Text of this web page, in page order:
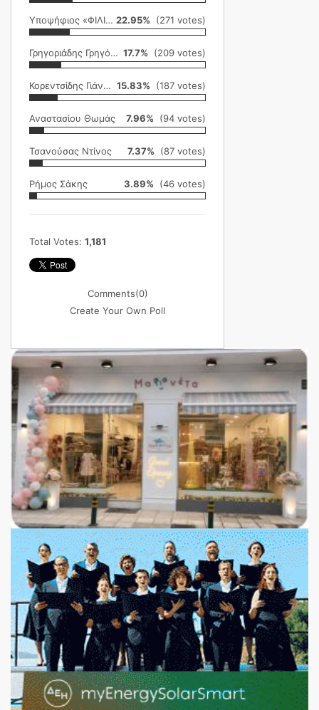
Υποψήφιος «ΦΙΛΙΚΗ ΕΤΑΙΡΕΙΑ» 22.95% (271 votes)
Γρηγοριάδης Γρηγόρης 17.7% (209 votes)
Κορεντσίδης Γιάννης 15.83% (187 votes)
Αναστασίου Θωμάς 7.96% (94 votes)
Τσανούσας Ντίνος 7.37% (87 votes)
Ρήμος Σάκης 3.89% (46 votes)
Total Votes: 1,181
Comments(0)
Create Your Own Poll